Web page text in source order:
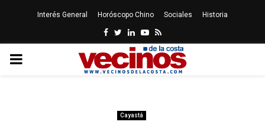
Interés General Horóscopo Chino Sociales Historia
Facebook
Twitter
LinkedinYoutube
Rss
PRIMARY
Cayastá